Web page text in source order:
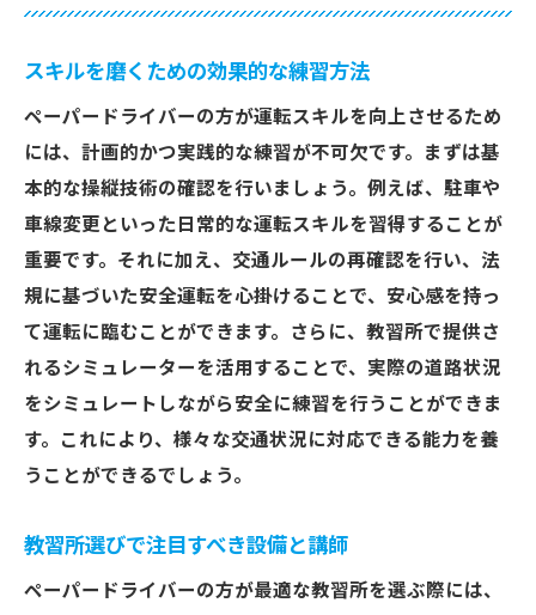
スキルを磨くための効果的な練習方法
ペーパードライバーの方が運転スキルを向上させるため
には、計画的かつ実践的な練習が不可欠です。まずは基
本的な操縦技術の確認を行いましょう。例えば、駐車や
車線変更といった日常的な運転スキルを習得することが
重要です。それに加え、交通ルールの再確認を行い、法
規に基づいた安全運転を心掛けることで、安心感を持っ
て運転に臨むことができます。さらに、教習所で提供さ
れるシミュレーターを活用することで、実際の道路状況
をシミュレートしながら安全に練習を行うことができま
す。これにより、様々な交通状況に対応できる能力を養
うことができるでしょう。
教習所選びで注目すべき設備と講師
ペーパードライバーの方が最適な教習所を選ぶ際には、